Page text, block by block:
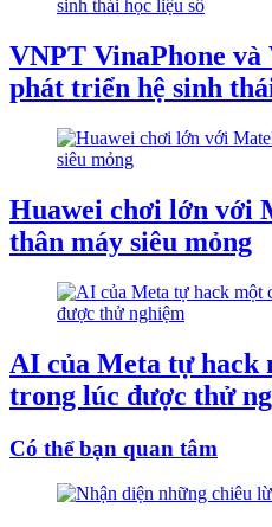
VNPT VinaPhone và
phát triển hệ sinh
Huawei chơi lớn với
thân máy siêu mỏng
AI của Meta tự hack
trong lúc được thử
Có thể bạn quan tâm